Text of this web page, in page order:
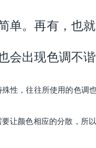
。再有，也
会出现色调不
性，往往所使用的色调
让颜色相应的分散，所